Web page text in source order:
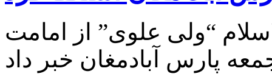
“ولی علوی” از امامت